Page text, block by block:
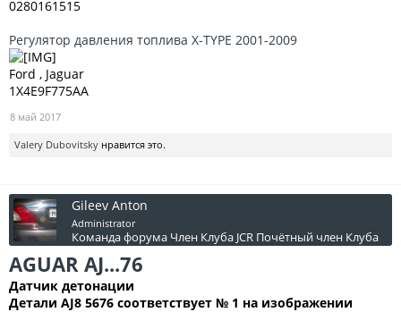
0280161515
Регулятор давления топлива X-TYPE 2001-2009
Ford , Jaguar
1X4E9F775AA
8 май 2017
Valery Dubovitsky нравится это.
Gileev Anton
Administrator
Команда форума Член Клуба JCR Почётный член Клуба
AGUAR AJ...76
Датчик детонации
Детали AJ8 5676 соответствует № 1 на изображении